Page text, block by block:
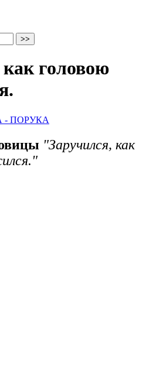
головою
- ПОРУКА
"Заручился, как